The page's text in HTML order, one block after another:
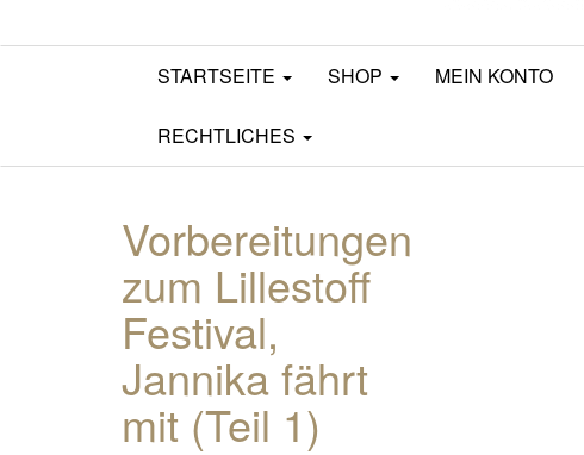
Mamili1910
STARTSEITE SHOP MEIN KONTO
RECHTLICHES
Vorbereitungen
zum Lillestoff
Festival,
Jannika fährt
mit (Teil 1)